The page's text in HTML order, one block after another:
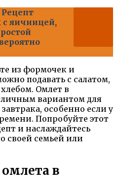
Рецепт
с яичницей,
из формочек и
подавать с салатом,
Омлет в
вариантом для
особенно если у
Попробуйте этот
и наслаждайтесь
своей семьей или
в